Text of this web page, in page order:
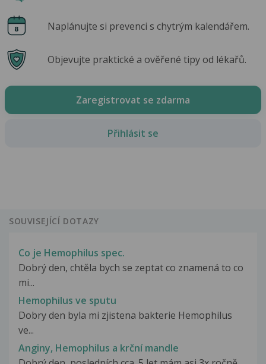
Naplánujte si prevenci s chytrým kalendářem.
Objevujte praktické a ověřené tipy od lékařů.
Zaregistrovat se zdarma
Přihlásit se
SOUVISEJÍCÍ DOTAZY
Co je Hemophilus spec.
Dobrý den, chtěla bych se zeptat co znamená to co
mi...
Hemophilus ve sputu
Dobry den byla mi zjistena bakterie Hemophilus
ve...
Anginy, Hemophilus a krční mandle